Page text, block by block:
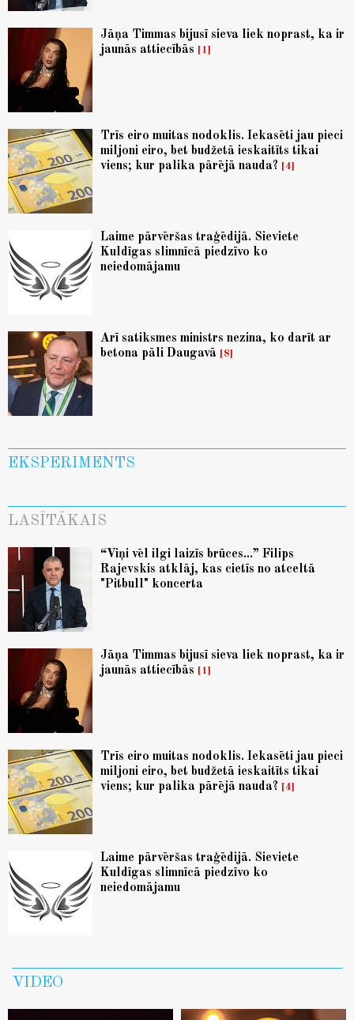
Jāņa Timmas bijusī sieva liek noprast, ka ir
jaunās attiecībās
1
Trīs eiro muitas nodoklis. Iekasēti jau pieci
miljoni eiro, bet budžetā ieskaitīts tikai
viens; kur palika pārējā nauda?
4
Laime pārvēršas traģēdijā. Sieviete
Kuldīgas slimnīcā piedzīvo ko
neiedomājamu
Arī satiksmes ministrs nezina, ko darīt ar
betona pāli Daugavā
8
EKSPERIMENTS
LASĪTĀKAIS
“Viņi vēl ilgi laizīs brūces...” Filips
Rajevskis atklāj, kas cietīs no atceltā
"Pitbull" koncerta
Jāņa Timmas bijusī sieva liek noprast, ka ir
jaunās attiecībās
1
Trīs eiro muitas nodoklis. Iekasēti jau pieci
miljoni eiro, bet budžetā ieskaitīts tikai
viens; kur palika pārējā nauda?
4
Laime pārvēršas traģēdijā. Sieviete
Kuldīgas slimnīcā piedzīvo ko
neiedomājamu
VIDEO